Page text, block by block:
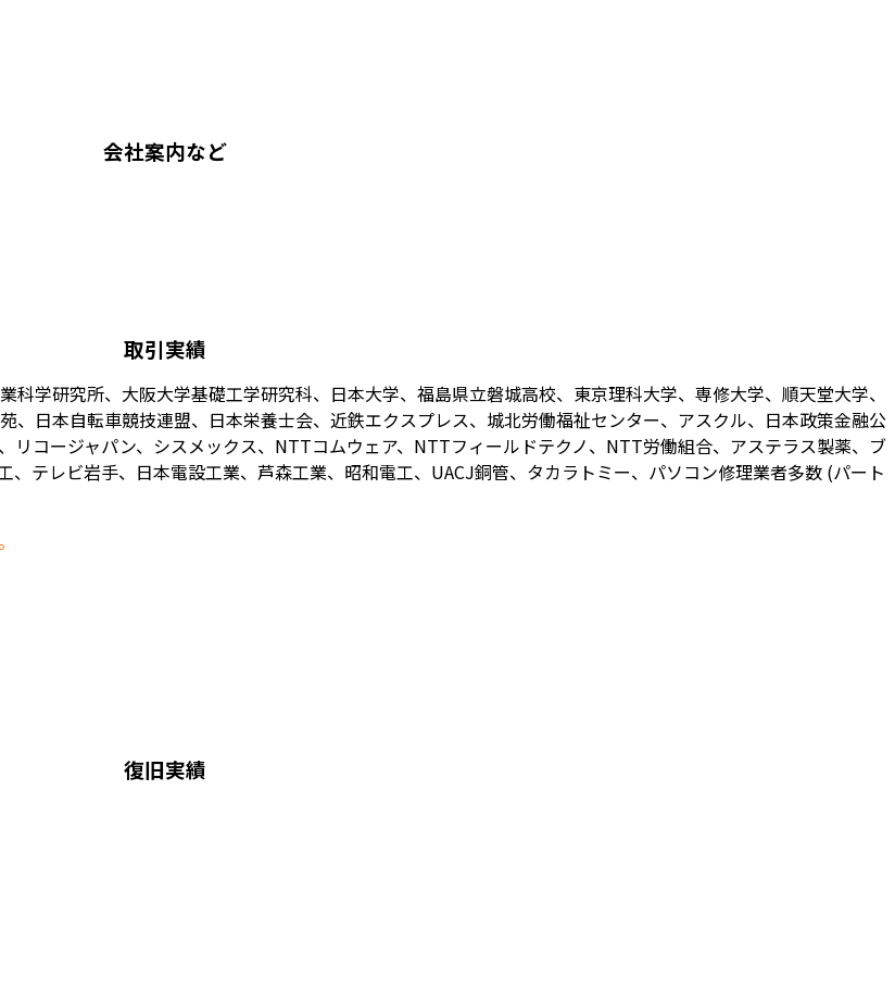
会社案内など
取引実績
学研究所、大阪大学基礎工学研究科、日本大学、福島県立磐城高校、東京理科大学、専修大学、順天堂大学、
日本自転車競技連盟、日本栄養士会、近鉄エクスプレス、城北労働福祉センター、アスクル、日本政策金融公
リコージャパン、シスメックス、NTTコムウェア、NTTフィールドテクノ、NTT労働組合、アステラス製薬、ブ
テレビ岩手、日本電設工業、芦森工業、昭和電工、UACJ銅管、タカラトミー、パソコン修理業者多数 (パート
復旧実績